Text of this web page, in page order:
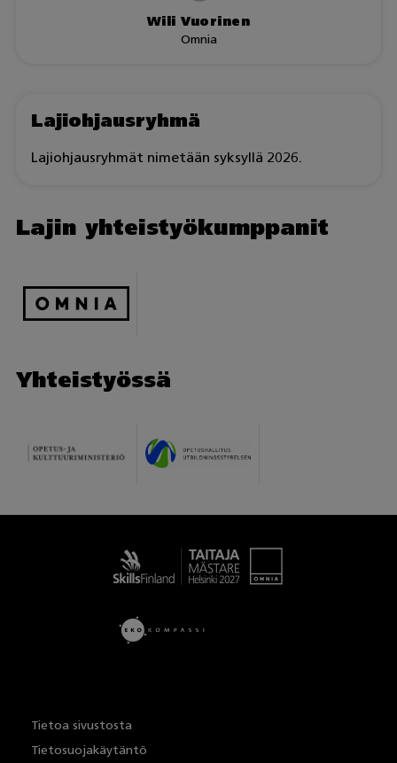
Wili Vuorinen
Omnia
Lajiohjausryhmä
Lajiohjausryhmät nimetään syksyllä 2026.
Lajin yhteistyökumppanit
Yhteistyössä
Tietoa sivustosta
Tietosuojakäytäntö